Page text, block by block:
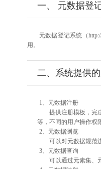
一、 元数据登
元数据登记系统（
用。
二、系统提供
1、元数据注册
提供注册模板，完
等，不同的用户操作权
2、元数据浏览
可以对元数据规范
3、元数据查询
可以通过元素集、